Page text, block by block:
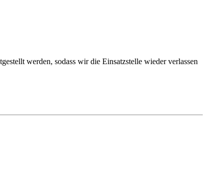
werden, sodass wir die Einsatzstelle wieder verlassen